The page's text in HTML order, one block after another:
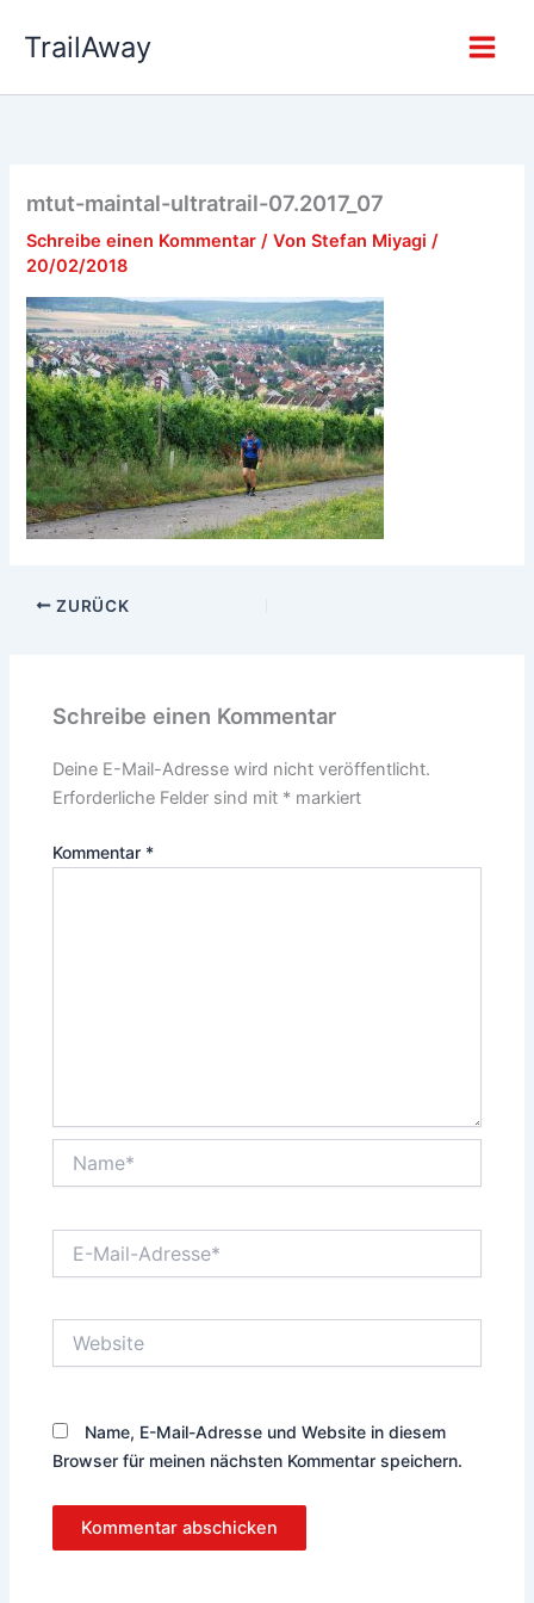
InhaltTrailAway
mtut-maintal-ultratrail-07.2017_07
Schreibe einen Kommentar / VonStefan Miyagi/
20/02/2018
ZURÜCK
Schreibe einen Kommentar
Deine E-Mail-Adresse wird nicht veröffentlicht.
Erforderliche Felder sind mit * markiert
Kommentar *
Mail-
Name, E-Mail-Adresse und Website in diesem
Browser für meinen nächsten Kommentar speichern.